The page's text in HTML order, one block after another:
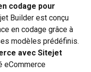
codage pour
Builder est conçu
en codage grâce à
modèles prédéfinis.
avec Sitejet
eCommerce